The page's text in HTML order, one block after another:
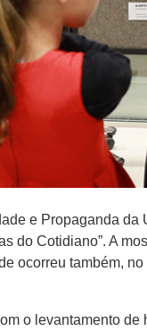
e Propaganda
do Cotidiano”. A
ocorreu também,
o levantamento